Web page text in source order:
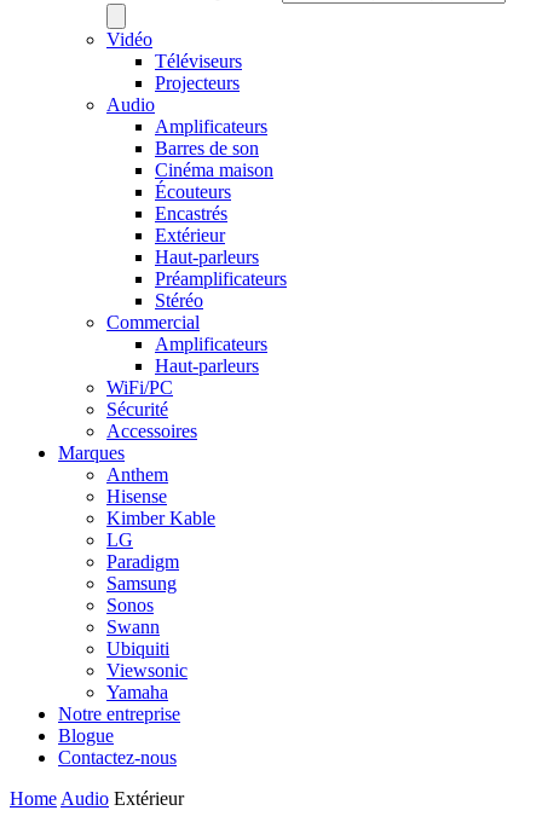
Vidéo
Téléviseurs
Projecteurs
Audio
Amplificateurs
Barres de son
Cinéma maison
Écouteurs
Encastrés
Extérieur
Haut-parleurs
Préamplificateurs
Stéréo
Commercial
Amplificateurs
Haut-parleurs
WiFi/PC
Sécurité
Accessoires
Marques
Anthem
Hisense
Kimber Kable
LG
Paradigm
Samsung
Sonos
Swann
Ubiquiti
Viewsonic
Yamaha
Notre entreprise
Blogue
Contactez-nous
Home Audio Extérieur